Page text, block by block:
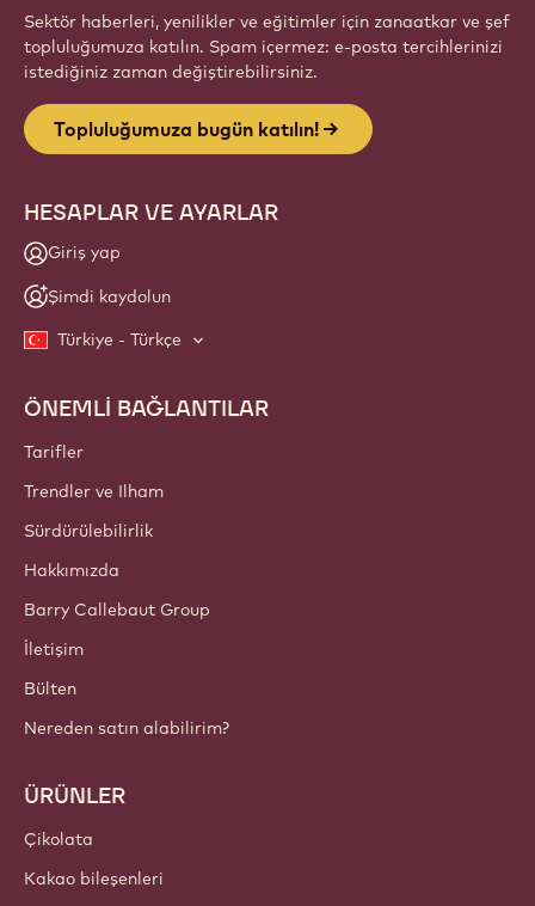
Sektör haberleri, yenilikler ve eğitimler için zanaatkar ve şef
topluluğumuza katılın. Spam içermez: e-posta tercihlerinizi
istediğiniz zaman değiştirebilirsiniz.
Topluluğumuza bugün katılın!
HESAPLAR VE AYARLAR
Giriş yap
Şimdi kaydolun
Türkiye - Türkçe
Footer
Callebaut
ÖNEMLİ BAĞLANTILAR
Tarifler
Trendler ve Ilham
Sürdürülebilirlik
Hakkımızda
Barry Callebaut Group
İletişim
Bülten
Nereden satın alabilirim?
ÜRÜNLER
Çikolata
Kakao bileşenleri